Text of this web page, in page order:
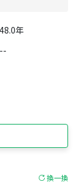
48.0年
--
換一換